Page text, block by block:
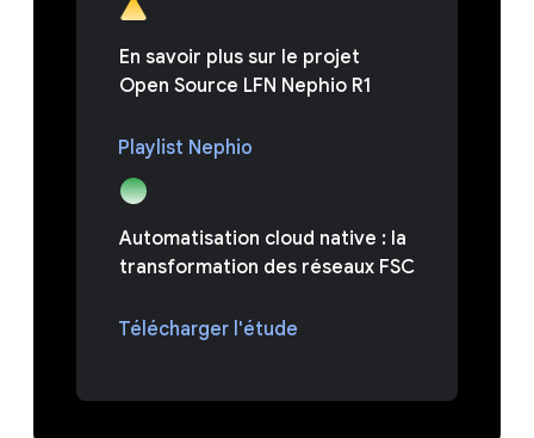
En savoir plus sur le projet
Open Source LFN Nephio R1
Playlist Nephio
Automatisation cloud native : la
transformation des réseaux FSC
Télécharger l'étude